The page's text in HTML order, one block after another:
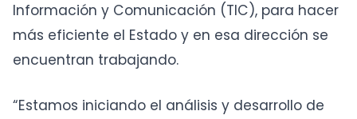
Información y Comunicación (TIC), para hacer
más eficiente el Estado y en esa dirección se
encuentran trabajando.
“Estamos iniciando el análisis y desarrollo de